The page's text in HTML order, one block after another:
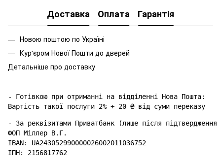
Доставка Оплата Гарантія
Новою поштою по Україні
Кур'єром Нової Пошти до дверей
Детальніше про доставку
- Готівкою при отриманні на відділенні Нова Пошта:
- За реквізитами Приватбанк (лише після підтвердження
ФОП Міллер В.Г.
IBAN: UA243052990000026002011036752